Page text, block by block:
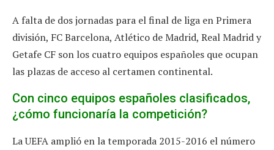
A falta de dos jornadas para el final de liga en Primera
división, FC Barcelona, Atlético de Madrid, Real Madrid y
Getafe CF son los cuatro equipos españoles que ocupan
las plazas de acceso al certamen continental.
Con cinco equipos españoles clasificados,
¿cómo funcionaría la competición?
La UEFA amplió en la temporada 2015-2016 el número